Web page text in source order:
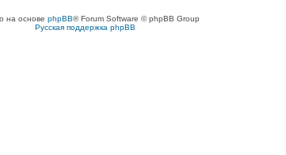
на основе phpBB® Forum Software © phpBB Group
Русская поддержка phpBB